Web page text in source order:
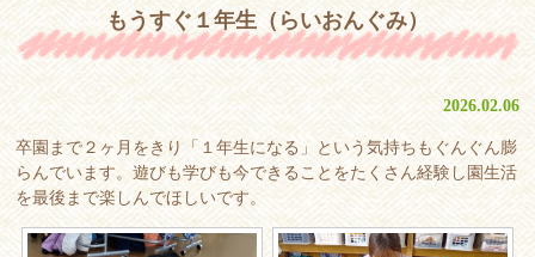
もうすぐ１年生（らいおんぐみ）
2026.02.06
卒園まで２ヶ月をきり「１年生になる」という気持ちもぐんぐん膨
らんでいます。遊びも学びも今できることをたくさん経験し園生活
を最後まで楽しんでほしいです。